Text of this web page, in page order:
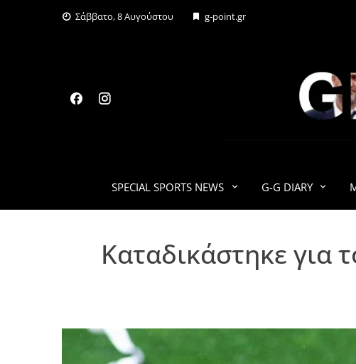
Σάββατο, 8 Αυγούστου g-point.gr
SPECIAL SPORTS NEWS G-G DIARY
Καταδικάστηκε